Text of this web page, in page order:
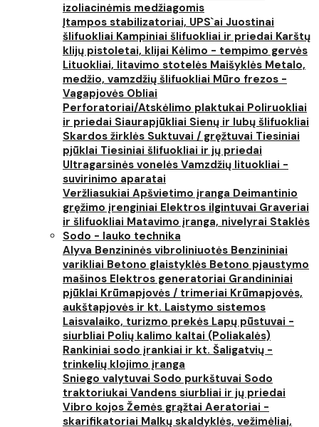
izoliacinėmis medžiagomis
Įtampos stabilizatoriai, UPS`ai Juostinai
šlifuokliai Kampiniai šlifuokliai ir priedai Karštų
klijų pistoletai, klijai Kėlimo - tempimo gervės
Lituokliai, litavimo stotelės Maišyklės Metalo,
medžio, vamzdžių šlifuokliai Mūro frezos -
Vagapjovės Obliai
Perforatoriai/Atskėlimo plaktukai Poliruokliai
ir priedai Siaurapjūkliai Sienų ir lubų šlifuokliai
Skardos žirklės Suktuvai / gręžtuvai Tiesiniai
pjūklai Tiesiniai šlifuokliai ir jų priedai
Ultragarsinės vonelės Vamzdžių lituokliai -
suvirinimo aparatai
Veržliasukiai Apšvietimo įranga Deimantinio
gręžimo įrenginiai Elektros ilgintuvai Graveriai
ir šlifuokliai Matavimo įranga, nivelyrai Staklės
Sodo - lauko technika
Alyva Benzininės vibroliniuotės Benzininiai
varikliai Betono glaistyklės Betono pjaustymo
mašinos Elektros generatoriai Grandininiai
pjūklai Krūmapjovės / trimeriai Krūmapjovės,
aukštapjovės ir kt. Laistymo sistemos
Laisvalaiko, turizmo prekės Lapų pūstuvai -
siurbliai Polių kalimo kaltai (Poliakalės)
Rankiniai sodo įrankiai ir kt. Šaligatvių -
trinkelių klojimo įranga
Sniego valytuvai Sodo purkštuvai Sodo
traktoriukai Vandens siurbliai ir jų priedai
Vibro kojos Žemės grąžtai Aeratoriai -
skarifikatoriai Malkų skaldyklės, vežimėliai,